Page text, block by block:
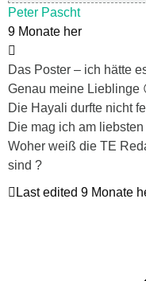
Peter Pascht
9 Monate her
Das Poster – ich hätte
Genau meine Lieblinge
Die Hayali durfte nicht
Die mag ich am
Woher weiß die TE
sind ?
Last edited 9 Monate